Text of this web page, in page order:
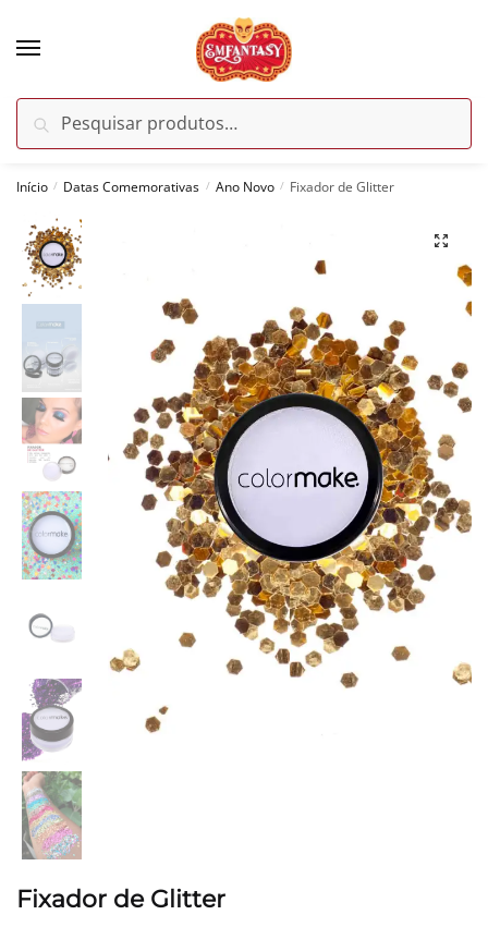
por:
Pesquisar
Início / Datas Comemorativas / Ano Novo / Fixador de Glitter
Fixador de Glitter